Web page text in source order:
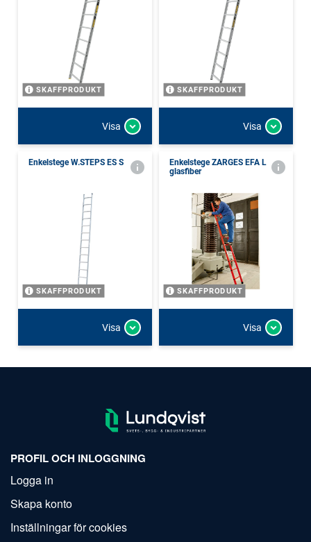
SKAFFPRODUKT
Visa
SKAFFPRODUKT
Visa
Enkelstege W.STEPS ES S
SKAFFPRODUKT
Visa
Enkelstege ZARGES EFA L
glasfiber
SKAFFPRODUKT
Visa
PROFIL OCH INLOGGNING
Logga in
Skapa konto
Inställningar för cookies